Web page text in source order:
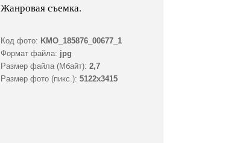
Жанровая съемка.
Код фото: KMO_185876_00677_1
Формат файла: jpg
Размер файла (Мбайт): 2,7
Размер фото (пикс.): 5122x3415